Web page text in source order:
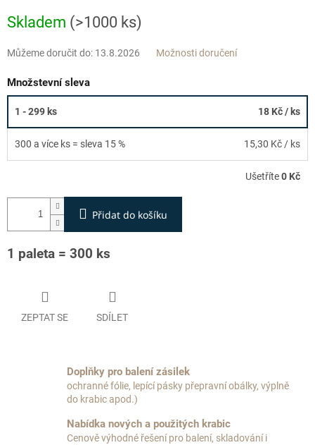
cena:
Skladem (>1000 ks)
Můžeme doručit do: 13.8.2026 Možnosti doručení
Množstevní sleva
1 - 299 ks 18 Kč/ ks
300 a více ks = sleva 15 % 15,30 Kč / ks
Ušetříte0 Kč
Přidat do košíku
1 paleta = 300 ks
ZEPTAT SE SDÍLET
Doplňky pro balení zásilek
ochranné fólie, lepící pásky přepravní obálky, výplně
do krabic apod.)
Nabídka nových a použitých krabic
Cenově výhodné řešení pro balení, skladování i